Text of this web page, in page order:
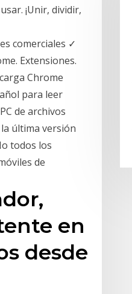
¡Unir, dividir,
comerciales ✓
Extensiones.
Chrome
para leer
de archivos
última versión
todos los
de
en
desde